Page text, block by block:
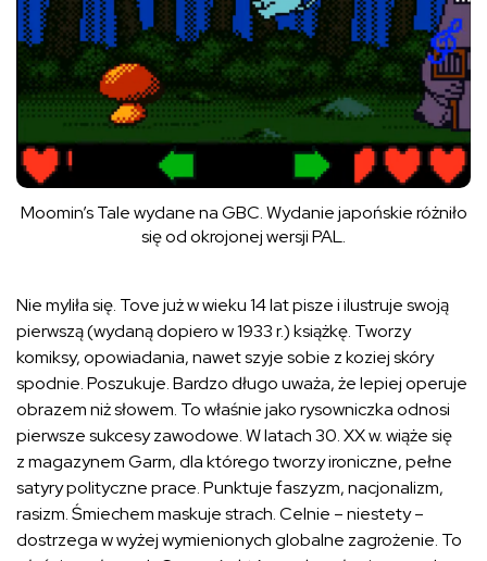
Moomin’s Tale wydane na GBC. Wydanie japońskie różniło
się od okrojonej wersji PAL.
Nie myliła się. Tove już w wieku 14 lat pisze i ilustruje swoją
pierwszą (wydaną dopiero w 1933 r.) książkę. Tworzy
komiksy, opowiadania, nawet szyje sobie z koziej skóry
spodnie. Poszukuje. Bardzo długo uważa, że lepiej operuje
obrazem niż słowem. To właśnie jako rysowniczka odnosi
pierwsze sukcesy zawodowe. W latach 30. XX w. wiąże się
z magazynem Garm, dla którego tworzy ironiczne, pełne
satyry polityczne prace. Punktuje faszyzm, nacjonalizm,
rasizm. Śmiechem maskuje strach. Celnie – niestety –
dostrzega w wyżej wymienionych globalne zagrożenie. To